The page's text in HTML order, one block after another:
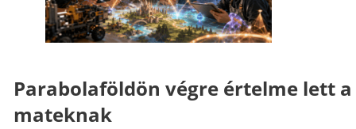
Parabolaföldön végre értelme lett a
mateknak